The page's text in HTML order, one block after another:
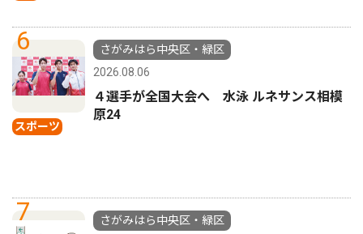
6
スポーツ
さがみはら中央区・緑区
2026.08.06
４選手が全国大会へ 水泳 ルネサンス相模
原24
7
さがみはら中央区・緑区